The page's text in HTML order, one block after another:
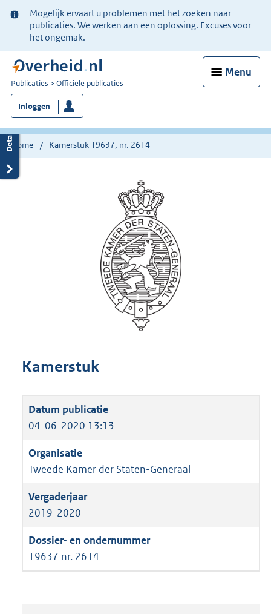
Ter
informatie:
Mogelijk ervaart u problemen met het zoeken naar
publicaties. We werken aan een oplossing. Excuses voor
het ongemak.
Menu
U
bent
nu
hier:
Publicaties Officiële publicaties
Inloggen
Home Kamerstuk 19637, nr. 2614
Kamerstuk
04-06-2020 13:13
Tweede Kamer der Staten-Generaal
2019-2020
19637 nr. 2614